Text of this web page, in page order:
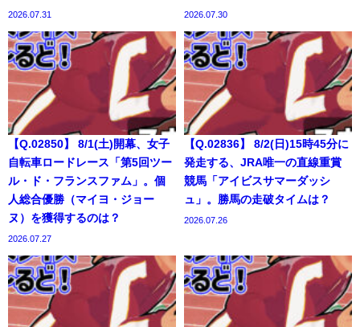
2026.07.31 2026.07.30
【Q.02850】 8/1(土)開幕、女子
自転車ロードレース「第5回ツー
ル・ド・フランスファム」。個
人総合優勝（マイヨ・ジョー
ヌ）を獲得するのは？
2026.07.27
【Q.02836】 8/2(日)15時45分に
発走する、JRA唯一の直線重賞
競馬「アイビスサマーダッシ
ュ」。勝馬の走破タイムは？
2026.07.26